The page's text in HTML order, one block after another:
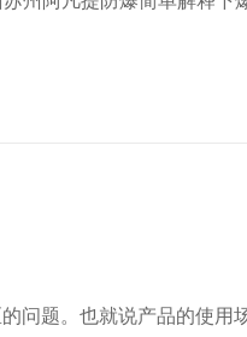
问题。也就说产品的使用